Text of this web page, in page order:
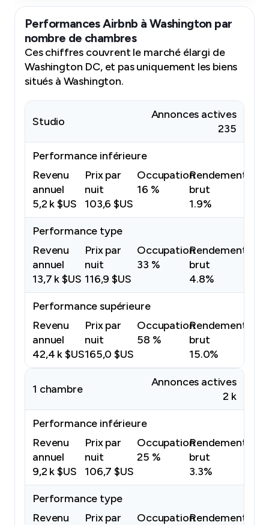
Performances Airbnb à Washington par
nombre de chambres
Ces chiffres couvrent le marché élargi de
Washington DC, et pas uniquement les biens
situés à Washington.
Studio
Annonces actives
235
Performance inférieure
Revenu
annuel
5,2 k $US
Prix par
nuit
103,6 $US
Occupation
16 %
Rendement
brut
1.9%
Performance type
Revenu
annuel
13,7 k $US
Prix par
nuit
116,9 $US
Occupation
33 %
Rendement
brut
4.8%
Performance supérieure
Revenu
annuel
42,4 k $US
Prix par
nuit
165,0 $US
Occupation
58 %
Rendement
brut
15.0%
1 chambre
Annonces actives
2 k
Performance inférieure
Revenu
annuel
9,2 k $US
Prix par
nuit
106,7 $US
Occupation
25 %
Rendement
brut
3.3%
Performance type
Revenu
Prix par
OccupationRendement